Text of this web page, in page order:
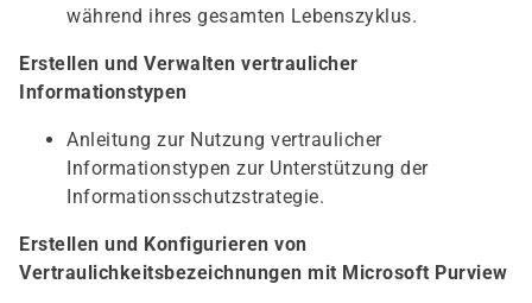
während ihres gesamten Lebenszyklus.
Erstellen und Verwalten vertraulicher
Informationstypen
Anleitung zur Nutzung vertraulicher
Informationstypen zur Unterstützung der
Informationsschutzstrategie.
Erstellen und Konfigurieren von
Vertraulichkeitsbezeichnungen mit Microsoft Purview